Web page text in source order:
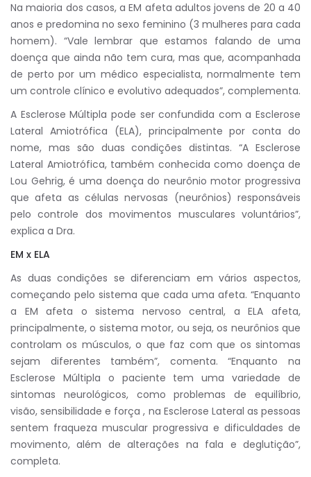
Na maioria dos casos, a EM afeta adultos jovens de 20 a 40
anos e predomina no sexo feminino (3 mulheres para cada
homem). “Vale lembrar que estamos falando de uma
doença que ainda não tem cura, mas que, acompanhada
de perto por um médico especialista, normalmente tem
um controle clínico e evolutivo adequados”, complementa.
A Esclerose Múltipla pode ser confundida com a Esclerose
Lateral Amiotrófica (ELA), principalmente por conta do
nome, mas são duas condições distintas. “A Esclerose
Lateral Amiotrófica, também conhecida como doença de
Lou Gehrig, é uma doença do neurônio motor progressiva
que afeta as células nervosas (neurônios) responsáveis
pelo controle dos movimentos musculares voluntários”,
explica a Dra.
EM x ELA
As duas condições se diferenciam em vários aspectos,
começando pelo sistema que cada uma afeta. “Enquanto
a EM afeta o sistema nervoso central, a ELA afeta,
principalmente, o sistema motor, ou seja, os neurônios que
controlam os músculos, o que faz com que os sintomas
sejam diferentes também”, comenta. “Enquanto na
Esclerose Múltipla o paciente tem uma variedade de
sintomas neurológicos, como problemas de equilíbrio,
visão, sensibilidade e força , na Esclerose Lateral as pessoas
sentem fraqueza muscular progressiva e dificuldades de
movimento, além de alterações na fala e deglutição”,
completa.